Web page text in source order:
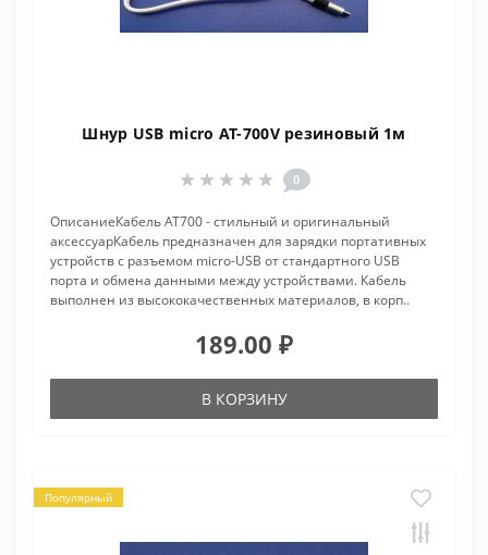
Шнур USB micro AT-700V резиновый 1м
0
ОписаниеКабель АТ700 - стильный и оригинальный
аксессуарКабель предназначен для зарядки портативных
устройств с разъемом micro-USB от стандартного USB
порта и обмена данными между устройствами. Кабель
выполнен из высококачественных материалов, в корп..
189.00 ₽
В КОРЗИНУ
Популярный